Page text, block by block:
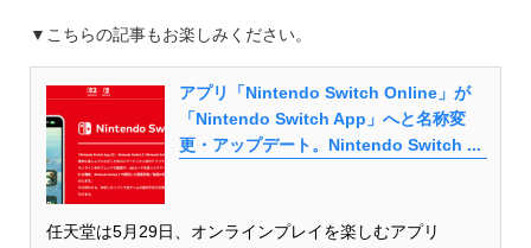
▼こちらの記事もお楽しみください。
アプリ「Nintendo Switch Online」が
「Nintendo Switch App」へと名称変
更・アップデート。Nintendo Switch ...
任天堂は5月29日、オンラインプレイを楽しむアプリ